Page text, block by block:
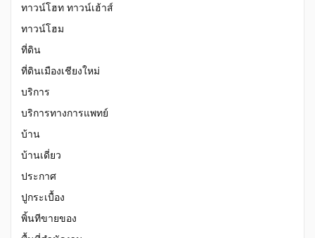
ทาวน์โฮท ทาวน์เฮ้าส์
ทาวน์โฮม
ที่ดิน
ที่ดินเมืองเชียงใหม่
บริการ
บริการทางการแพทย์
บ้าน
บ้านเดี่ยว
ประกาศ
ปูกระเบื้อง
พิ้นทีขายของ